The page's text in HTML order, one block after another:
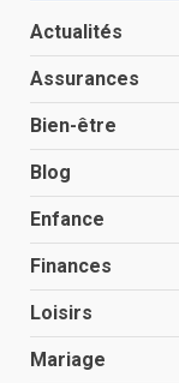
Actualités
Assurances
Bien-être
Blog
Enfance
Finances
Loisirs
Mariage